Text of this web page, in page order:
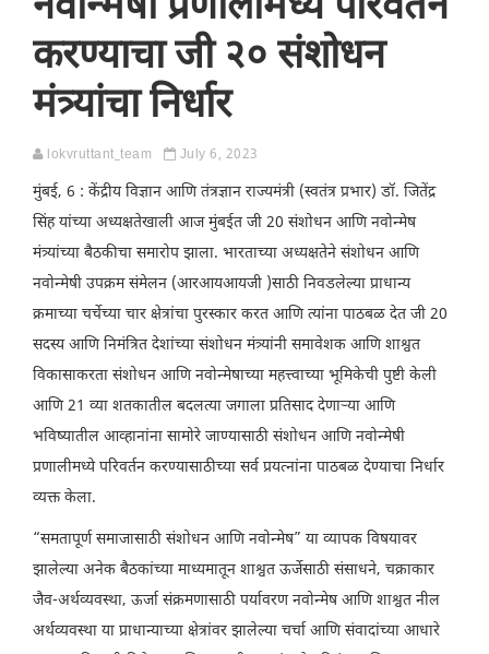
करण्याचा जी २० संशोधन
मंत्र्यांचा निर्धार
lokvruttant_team July 6, 2023
मुंबई, 6 : केंद्रीय विज्ञान आणि तंत्रज्ञान राज्यमंत्री (स्वतंत्र प्रभार) डॉ. जितेंद्र
सिंह यांच्या अध्यक्षतेखाली आज मुंबईत जी 20 संशोधन आणि नवोन्मेष
मंत्र्यांच्या बैठकीचा समारोप झाला. भारताच्या अध्यक्षतेने संशोधन आणि
नवोन्मेषी उपक्रम संमेलन (आरआयआयजी )साठी निवडलेल्या प्राधान्य
क्रमाच्या चर्चेच्या चार क्षेत्रांचा पुरस्कार करत आणि त्यांना पाठबळ देत जी 20
सदस्य आणि निमंत्रित देशांच्या संशोधन मंत्र्यांनी समावेशक आणि शाश्वत
विकासाकरता संशोधन आणि नवोन्मेषाच्या महत्त्वाच्या भूमिकेची पुष्टी केली
आणि 21 व्या शतकातील बदलत्या जगाला प्रतिसाद देणाऱ्या आणि
भविष्यातील आव्हानांना सामोरे जाण्यासाठी संशोधन आणि नवोन्मेषी
प्रणालीमध्ये परिवर्तन करण्यासाठीच्या सर्व प्रयत्नांना पाठबळ देण्याचा निर्धार
व्यक्त केला.
“समतापूर्ण समाजासाठी संशोधन आणि नवोन्मेष” या व्यापक विषयावर
झालेल्या अनेक बैठकांच्या माध्यमातून शाश्वत ऊर्जेसाठी संसाधने, चक्राकार
जैव-अर्थव्यवस्था, ऊर्जा संक्रमणासाठी पर्यावरण नवोन्मेष आणि शाश्वत नील
अर्थव्यवस्था या प्राधान्याच्या क्षेत्रांवर झालेल्या चर्चा आणि संवादांच्या आधारे